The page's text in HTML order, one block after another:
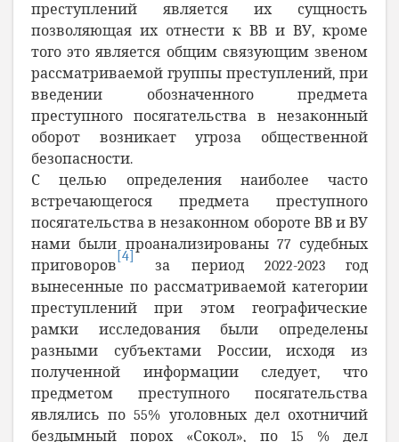
преступлений является их сущность
позволяющая их отнести к ВВ и ВУ, кроме
того это является общим связующим звеном
рассматриваемой группы преступлений, при
введении обозначенного предмета
преступного посягательства в незаконный
оборот возникает угроза общественной
безопасности.
С целью определения наиболее часто
встречающегося предмета преступного
посягательства в незаконном обороте ВВ и ВУ
нами были проанализированы 77 судебных
приговоров
[4]
за период 2022-2023 год
вынесенные по рассматриваемой категории
преступлений при этом географические
рамки исследования были определены
разными субъектами России, исходя из
полученной информации следует, что
предметом преступного посягательства
являлись по 55% уголовных дел охотничий
бездымный порох «Сокол», по 15 % дел